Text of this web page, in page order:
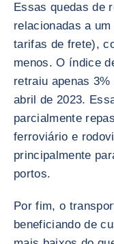
Essas quedas de
relacionadas a
tarifas de frete),
menos. O índice
retraiu apenas
abril de 2023.
parcialmente
ferroviário e
principalmente
portos.
Por fim, o
beneficiando de